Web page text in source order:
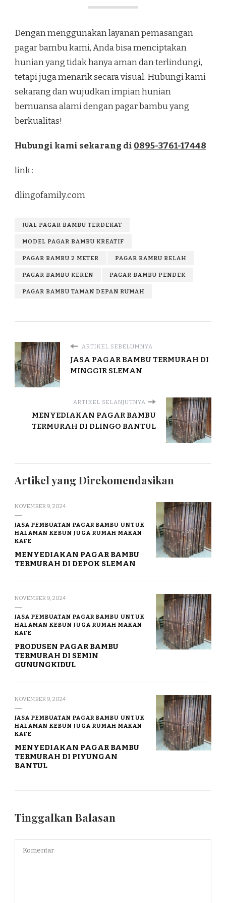
Dengan menggunakan layanan pemasangan
pagar bambu kami, Anda bisa menciptakan
hunian yang tidak hanya aman dan terlindungi,
tetapi juga menarik secara visual. Hubungi kami
sekarang dan wujudkan impian hunian
bernuansa alami dengan pagar bambu yang
berkualitas!
Hubungi kami sekarang di 0895-3761-17448
link :
dlingofamily.com
JUAL PAGAR BAMBU TERDEKAT
MODEL PAGAR BAMBU KREATIF
PAGAR BAMBU 2 METER PAGAR BAMBU BELAH
PAGAR BAMBU KEREN PAGAR BAMBU PENDEK
PAGAR BAMBU TAMAN DEPAN RUMAH
ARTIKEL SEBELUMNYA
JASA PAGAR BAMBU TERMURAH DI
MINGGIR SLEMAN
ARTIKEL SELANJUTNYA
MENYEDIAKAN PAGAR BAMBU
TERMURAH DI DLINGO BANTUL
Artikel yang Direkomendasikan
NOVEMBER 9, 2024
JASA PEMBUATAN PAGAR BAMBU UNTUK
HALAMAN KEBUN JUGA RUMAH MAKAN
KAFE
MENYEDIAKAN PAGAR BAMBU
TERMURAH DI DEPOK SLEMAN
NOVEMBER 9, 2024
JASA PEMBUATAN PAGAR BAMBU UNTUK
HALAMAN KEBUN JUGA RUMAH MAKAN
KAFE
PRODUSEN PAGAR BAMBU
TERMURAH DI SEMIN
GUNUNGKIDUL
NOVEMBER 9, 2024
JASA PEMBUATAN PAGAR BAMBU UNTUK
HALAMAN KEBUN JUGA RUMAH MAKAN
KAFE
MENYEDIAKAN PAGAR BAMBU
TERMURAH DI PIYUNGAN
BANTUL
Tinggalkan Balasan